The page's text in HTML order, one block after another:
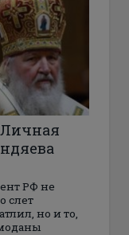
РФ не
слет
но и то,